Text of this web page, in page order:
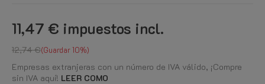
11,47 € impuestos incl.
12,74 € Guardar 10%
Empresas extranjeras con un número de IVA válido, ¡Compre
sin IVA aquí! LEER COMO